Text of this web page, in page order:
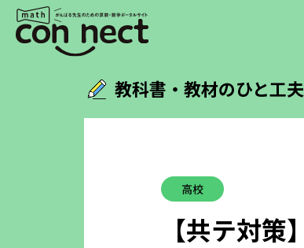
教科書・教材のひと工夫
高校
【共テ対策】